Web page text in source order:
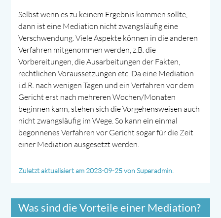
Selbst wenn es zu keinem Ergebnis kommen sollte,
dann ist eine Mediation nicht zwangsläufig eine
Verschwendung. Viele Aspekte können in die anderen
Verfahren mitgenommen werden, z.B. die
Vorbereitungen, die Ausarbeitungen der Fakten,
rechtlichen Voraussetzungen etc. Da eine Mediation
i.d.R. nach wenigen Tagen und ein Verfahren vor dem
Gericht erst nach mehreren Wochen/Monaten
beginnen kann, stehen sich die Vorgehensweisen auch
nicht zwangsläufig im Wege. So kann ein einmal
begonnenes Verfahren vor Gericht sogar für die Zeit
einer Mediation ausgesetzt werden.
Zuletzt aktualisiert am 2023-09-25 von Superadmin.
Was sind die Vorteile einer Mediation?